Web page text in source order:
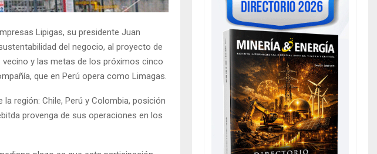
Lipigas, su presidente Juan
del negocio, al proyecto de
vecino y las metas de los próximos cinco
que en Perú opera como Limagas.
región: Chile, Perú y Colombia, posición
provenga de sus operaciones en los